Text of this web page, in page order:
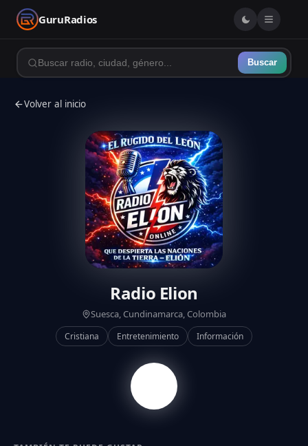
GuruRadios
Buscar
Volver al inicio
Radio Elion
Suesca, Cundinamarca, Colombia
Cristiana Entretenimiento Información